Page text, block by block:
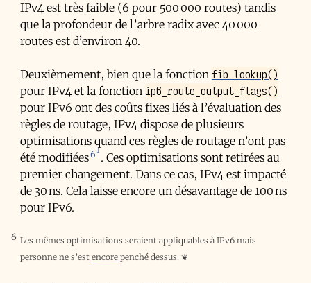
IPv4 est très faible (6 pour 500 000 routes) tandis
que la profondeur de l’arbre radix avec 40 000
routes est d’environ 40.
Deuxièmement, bien que la fonctionfib_lookup()
pour IPv4 et la fonctionip6_route_output_flags()
pour IPv6 ont des coûts fixes liés à l’évaluation des
règles de routage, IPv4 dispose de plusieurs
optimisations quand ces règles de routage n’ont pas
été modifiées6 . Ces optimisations sont retirées au
premier changement. Dans ce cas, IPv4 est impacté
de 30 ns. Cela laisse encore un désavantage de 100 ns
pour IPv6.
6 Les mêmes optimisations seraient appliquables à IPv6 mais
personne ne s’est encorepenché dessus. ❦